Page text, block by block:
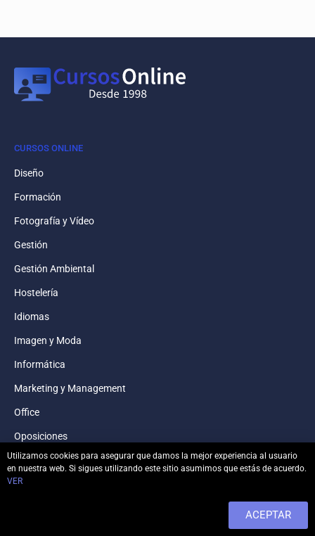
CURSOS ONLINE
Diseño
Formación
Fotografía y Vídeo
Gestión
Gestión Ambiental
Hostelería
Idiomas
Imagen y Moda
Informática
Marketing y Management
Office
Oposiciones
Otros
Páginas Web
Utilizamos cookies para asegurar que damos la mejor experiencia al usuario
en nuestra web. Si sigues utilizando este sitio asumimos que estás de acuerdo.
VER
ACEPTAR